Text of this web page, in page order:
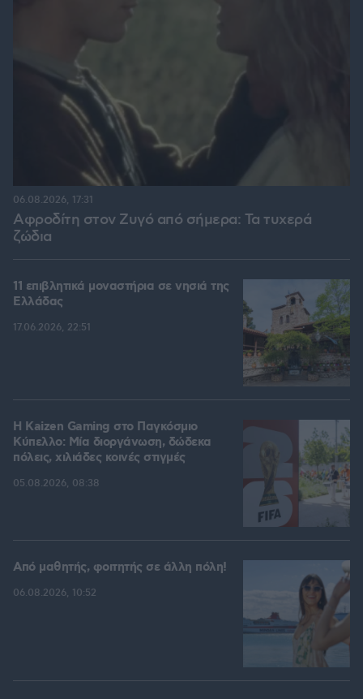
Αφροδίτη στον Ζυγό από σήμερα: Τα τυχερά
ζώδια
06.08.2026, 17:31
11 επιβλητικά μοναστήρια σε νησιά της
Ελλάδας
17.06.2026, 22:51
H Kaizen Gaming στο Παγκόσμιο
Kύπελλο: Μία διοργάνωση, δώδεκα
πόλεις, χιλιάδες κοινές στιγμές
05.08.2026, 08:38
Από μαθητής, φοιτητής σε άλλη πόλη!
06.08.2026, 10:52